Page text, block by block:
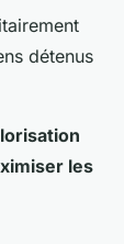
détenus
les